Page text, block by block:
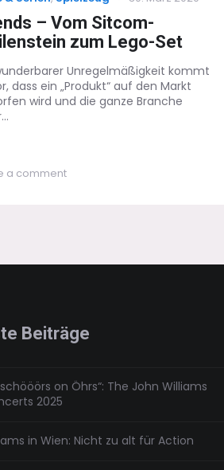
– Vom Sitcom-
zum Lego-Set
Unregelmäßigkeit kommt
dass ein „Produkt“ auf den Markt
wird und die ganze Branche
a commenton
Beiträge
on Öhrs“: The John Williams
2025
in Wien: Nicht zu alt für Action